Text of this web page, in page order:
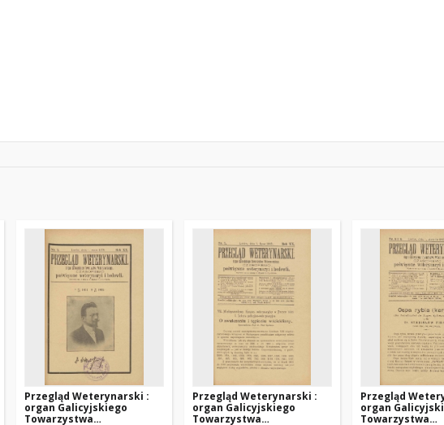
Przegląd Weterynarski :
organ Galicyjskiego
Towarzystwa
Przegląd Weterynarski :
organ Galicyjskiego
Towarzystwa
Przegląd
organ
Towarzystwa